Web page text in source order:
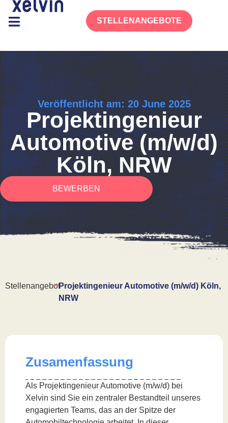
STELLENANGEBOTE
Veröffentlicht am: 20 June 2025
Projektingenieur
Automotive (m/w/d)
Köln, NRW
BEWERBEN
StellenangebotProjektingenieur Automotive (m/w/d) Köln,
NRW
Zusamenfassung
Als Projektingenieur Automotive (m/w/d) bei
Xelvin sind Sie ein zentraler Bestandteil unseres
engagierten Teams, das an der Spitze der